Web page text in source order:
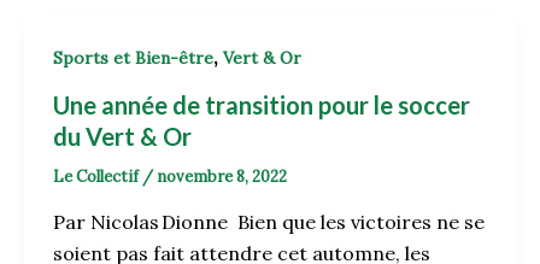
Sports et Bien-être, Vert & Or
Une année de transition pour le soccer
du Vert & Or
Le Collectif / novembre 8, 2022
Par Nicolas Dionne Bien que les victoires ne se
soient pas fait attendre cet automne, les